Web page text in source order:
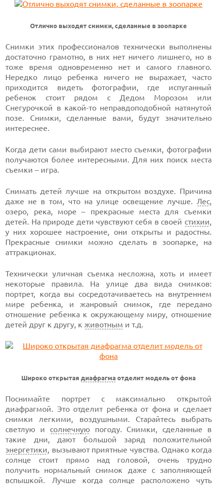
Отлично выходят снимки, сделанные в зоопарке
Снимки этих профессионалов технически выполнены
достаточно грамотно, в них нет ничего лишнего, но в
тоже время одновременно нет и самого главного.
Нередко лицо ребенка ничего не выражает, часто
приходится видеть фотографии, где испуганный
ребенок стоит рядом с Дедом Морозом или
Снегурочкой в какой-то неправдоподобной натянутой
позе. Снимки, сделанные вами, будут значительно
интереснее.
Когда дети сами выбирают место съемки, фотографии
получаются более интересными. Для них поиск места
съемки – игра.
Снимать детей лучше на открытом воздухе. Причина
даже не в том, что на улице освещение лучше. Лес,
озеро, река, море – прекрасные места для съемки
детей. На природе дети чувствуют себя в своей стихии,
у них хорошее настроение, они открыты и радостны.
Прекрасные снимки можно сделать в зоопарке, на
аттракционах.
Технически уличная съемка несложна, хоть и имеет
некоторые правила. На улице два вида снимков:
портрет, когда вы сосредотачиваетесь на внутреннем
мире ребенка, и жанровый снимок, где передано
отношение ребенка к окружающему миру, отношение
детей друг к другу, к животным и т.д.
Широко открытая диафрагма отделит модель от фона
Поснимайте портрет с максимально открытой
диафрагмой. Это отделит ребенка от фона и сделает
снимки легкими, воздушными. Старайтесь выбрать
светлую и солнечную погоду. Снимки, сделанные в
такие дни, дают большой заряд положительной
энергетики, вызывают приятные чувства. Однако когда
солнце стоит прямо над головой, очень трудно
получить нормальный снимок даже с заполняющей
вспышкой. Лучше когда солнце расположено чуть